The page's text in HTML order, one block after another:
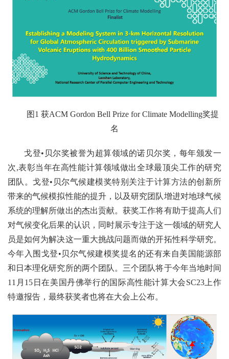
图1 获ACM Gordon Bell Prize for Climate Modelling奖提
名
戈登•贝尔奖被誉为超算领域的诺贝尔奖，每年颁发一
次,表彰当年在高性能计算领域做出全球最顶尖工作的研究
团队。戈登•贝尔气候建模奖特别关注于计算方法的创新所
带来的气候模拟性能的提升，以及研究团队增进对地球气候
系统的理解所做出的杰出贡献。获奖工作将有助于提高人们
对气候变化后果的认识，同时展示专注于这一领域的研究人
员是如何为解决这一重大挑战问题而做的开拓性科学研究。
今年入围戈登•贝尔气候建模奖提名的还有来自美国能源部
和日本理化研究所的两个团队。三个团队将于今年当地时间
11月15日在美国丹佛举行的国际高性能计算大会SC23上作
特邀报告，最终获奖者也将在大会上公布。